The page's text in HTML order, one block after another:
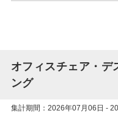
オフィスチェア・デ
ング
集計期間：2026年07月06日 -